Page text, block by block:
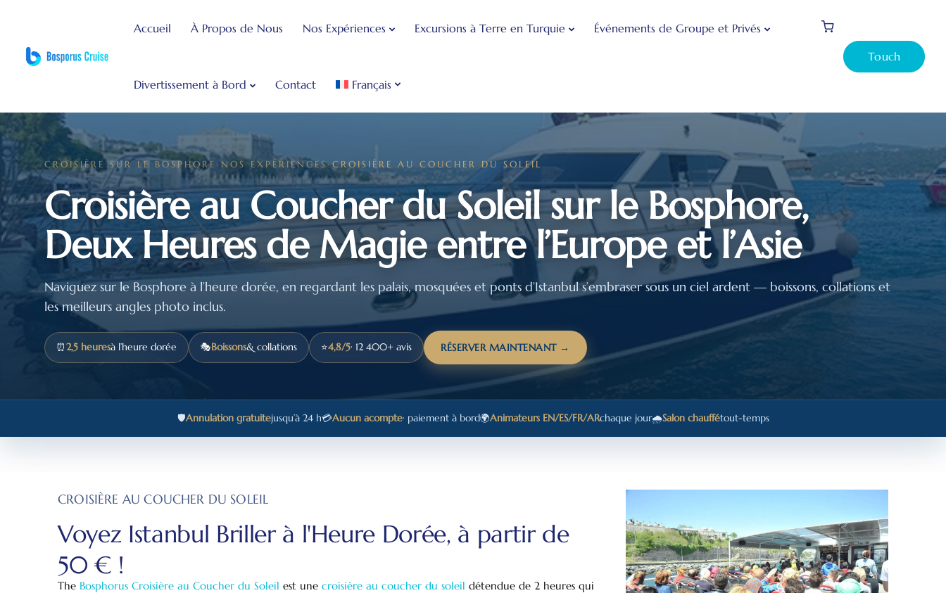
Accueil À Propos de Nous Nos Expériences Excursions à Terre en Turquie Événements de Groupe et Privés
Divertissement à Bord Contact Français
Touch
CROISIÈRE SUR LE BOSPHORE › NOS EXPÉRIENCES›CROISIÈRE AU COUCHER DU SOLEIL
Croisière au Coucher du Soleil sur le Bosphore,
Deux Heures de Magie entre l’Europe et l’Asie
Naviguez sur le Bosphore à l’heure dorée, en regardant les palais, mosquées et ponts d’Istanbul s’embraser sous un ciel ardent — boissons, collations et
les meilleurs angles photo inclus.
⏰2,5 heuresà l’heure dorée 🎭Boissons& collations ⭐4,8/5· 12 400+ avis RÉSERVER MAINTENANT →
🛡️Annulation gratuitejusqu’à 24 h💳Aucun acompte· paiement à bord🌍Animateurs EN/ES/FR/ARchaque jour🌧️Salon chauffétout-temps
CROISIÈRE AU COUCHER DU SOLEIL
Voyez Istanbul Briller à l'Heure Dorée, à partir de
50 € !
The Bosphorus Croisière au Coucher du Soleil est une croisière au coucher du soleil détendue de 2 heures qui